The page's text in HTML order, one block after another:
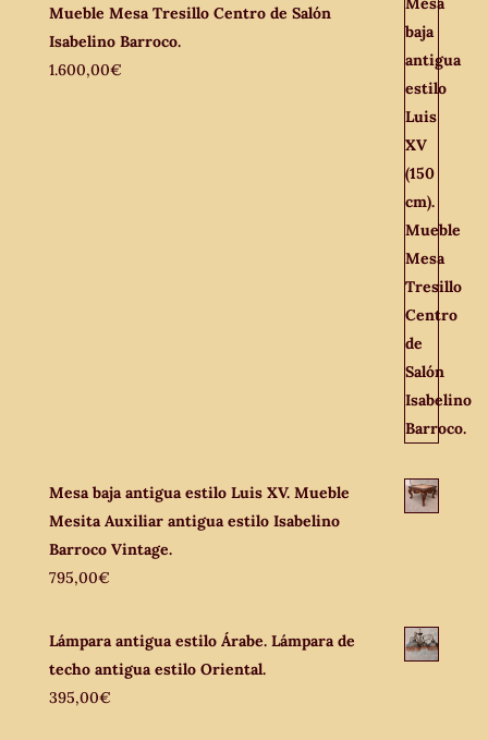
Mueble Mesa Tresillo Centro de Salón
Isabelino Barroco.
1.600,00€
Mesa baja antigua estilo Luis XV. Mueble
Mesita Auxiliar antigua estilo Isabelino
Barroco Vintage.
795,00€
Lámpara antigua estilo Árabe. Lámpara de
techo antigua estilo Oriental.
395,00€